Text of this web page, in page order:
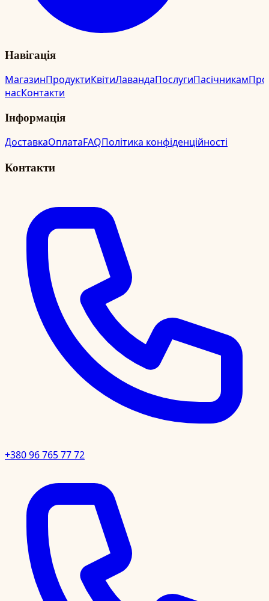
Навігація
МагазинПродуктиКвітиЛавандаПослугиПасічникамПро
насКонтакти
Інформація
ДоставкаОплатаFAQПолітика конфіденційності
Контакти
+380 96 765 77 72